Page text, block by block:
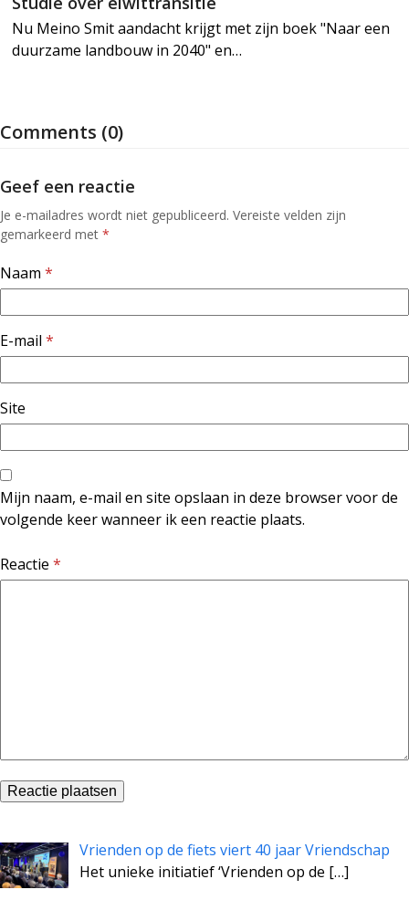
Nu Meino Smit aandacht krijgt met zijn boek "Naar een
duurzame landbouw in 2040" en…
Comments (0)
Geef een reactie
Je e-mailadres wordt niet gepubliceerd. Vereiste velden zijn
gemarkeerd met *
Naam *
E-mail *
Site
Mijn naam, e-mail en site opslaan in deze browser voor de
volgende keer wanneer ik een reactie plaats.
Reactie *
Vrienden op de fiets viert 40 jaar Vriendschap
Het unieke initiatief ‘Vrienden op de […]